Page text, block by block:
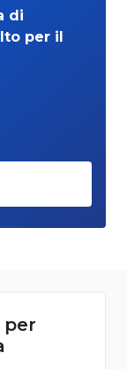
di
per il
per